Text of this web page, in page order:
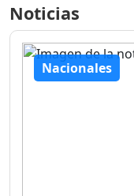
Noticias
Nacionales